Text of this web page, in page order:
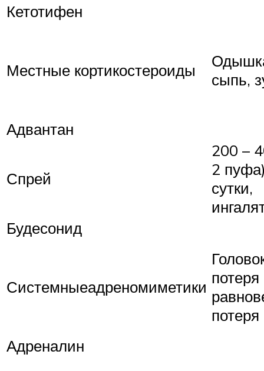
Кетотифен
Местные кортикостероиды
сыпь,
Адвантан
Спрей
200 –
2
сутки,
Будесонид
Системныеадреномиметики потеря
Адреналин